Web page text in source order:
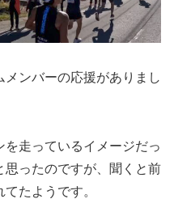
メンバーの応援がありまし
走っているイメージだっ
思ったのですが、聞くと前
たようです。